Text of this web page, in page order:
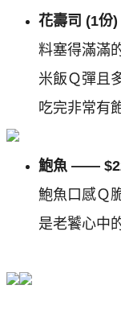
花壽司 (1
料塞得滿滿
米飯Ｑ彈且
吃完非常有
鮑魚 ——
鮑魚口感Ｑ
是老饕心中